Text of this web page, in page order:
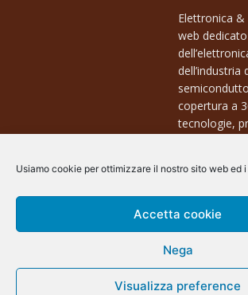
Usiamo cookie per ottimizzare il nostro sito web ed
Accetta cookie
Nega
Visualizza preference
Elettronica
web
dell’industria
copertura a
tecnologie,
Contatti:
@ArsCommunication 2023